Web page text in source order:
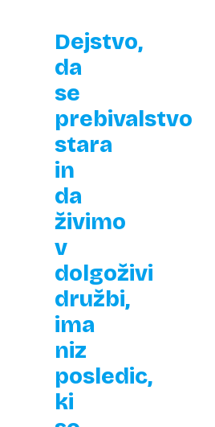
Dejstvo,
da
se
prebivalstvo
stara
in
da
živimo
v
dolgoživi
družbi,
ima
niz
posledic,
ki